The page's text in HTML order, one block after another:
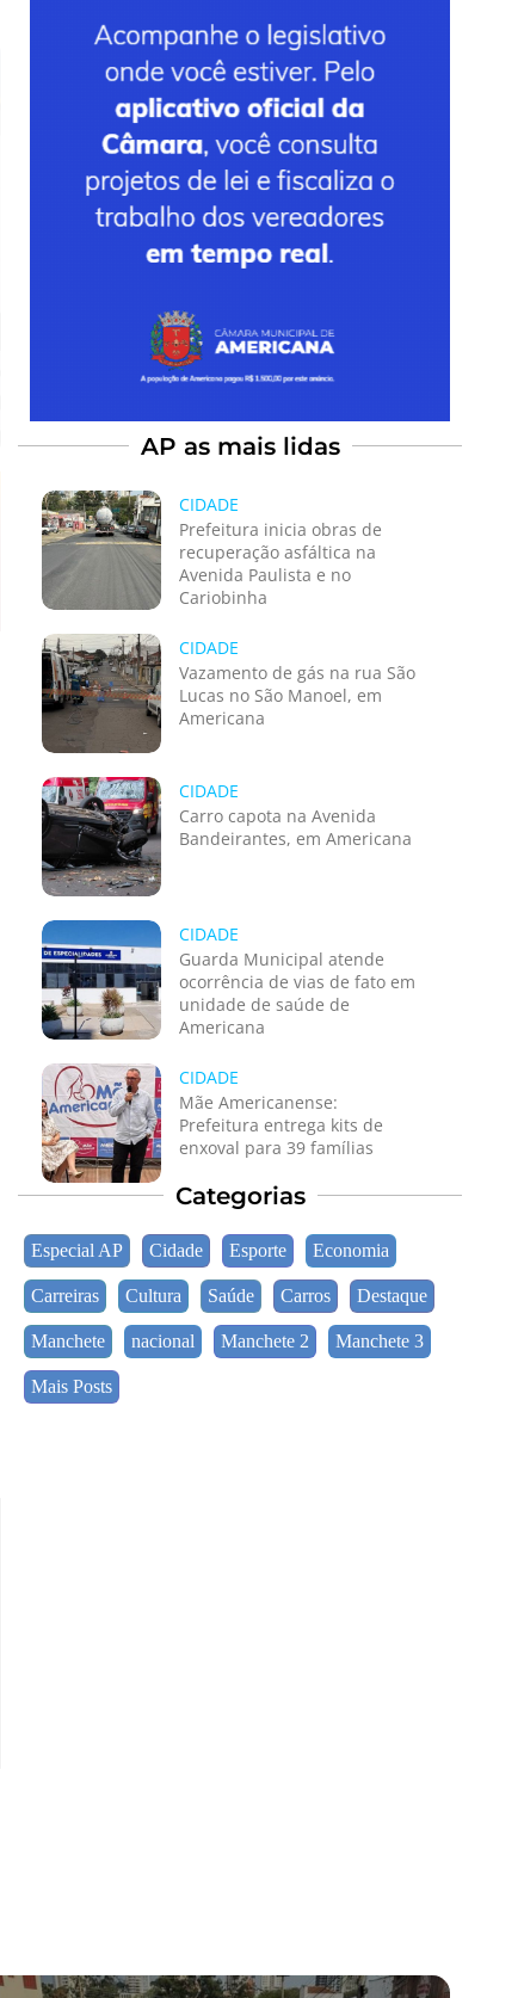
AP as mais lidas
CIDADE
Prefeitura inicia obras de
recuperação asfáltica na
Avenida Paulista e no
Cariobinha
CIDADE
Vazamento de gás na rua São
Lucas no São Manoel, em
Americana
CIDADE
Carro capota na Avenida
Bandeirantes, em Americana
CIDADE
Guarda Municipal atende
ocorrência de vias de fato em
unidade de saúde de
Americana
CIDADE
Mãe Americanense:
Prefeitura entrega kits de
enxoval para 39 famílias
Categorias
Especial AP Cidade Esporte Economia
Carreiras Cultura Saúde Carros Destaque
Manchete nacional Manchete 2 Manchete 3
Mais Posts